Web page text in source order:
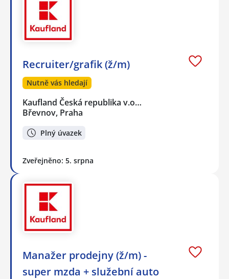
Recruiter/grafik (ž/m)
Nutně vás hledají
Kaufland Česká republika v.o…
Břevnov, Praha
Plný úvazek
Zveřejněno: 5. srpna
Manažer prodejny (ž/m) -
super mzda + služební auto